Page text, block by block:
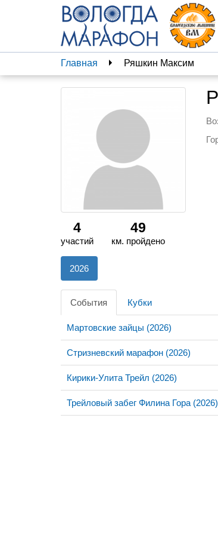
Главная Ряшкин Максим
4
участий
49
км. пройдено
2026
События Кубки
Мартовские зайцы (2026)
Стризневский марафон (2026)
Кирики-Улита Трейл (2026)
Трейловый забег Филина Гора (2026)